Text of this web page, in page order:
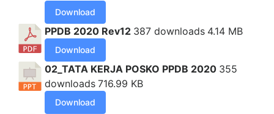
Download
PPDB 2020 Rev12 387 downloads 4.14 MB
Download
02_TATA KERJA POSKO PPDB 2020 355
downloads 716.99 KB
Download